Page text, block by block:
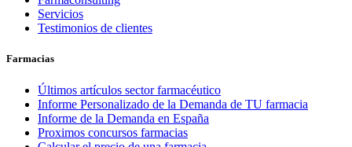
Servicios
Testimonios de clientes
Farmacias
Últimos artículos sector farmacéutico
Informe Personalizado de la Demanda de TU farmacia
Informe de la Demanda en España
Proximos concursos farmacias